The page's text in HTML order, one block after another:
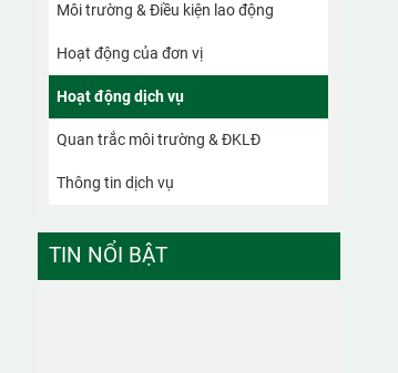
Môi trường & Điều kiện lao động
Hoạt động của đơn vị
Hoạt động dịch vụ
Quan trắc môi trường & ĐKLĐ
Thông tin dịch vụ
TIN NỔI BẬT